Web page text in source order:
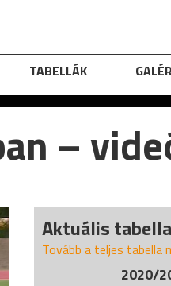
TABELLÁK
–
Aktuális tabella
Tovább a teljes tabella
2020/